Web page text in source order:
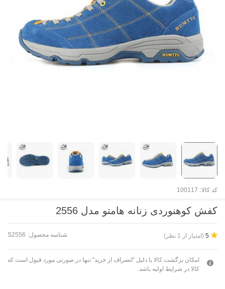
کد کالا: 100117
کفش کوهنوردی زنانه هامتو مدل 2556
(امتیاز از 1 نظر) شناسه محصول: S2556
امکان برگشت کالا با دلیل "انصراف از خرید" تنها در صورتی مورد قبول است که
کالا در شرایط اولیه باشد.